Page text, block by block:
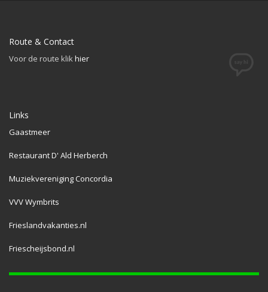
Route & Contact
Voor de route klikhier
Links
Gaastmeer
Restaurant D' Ald Herberch
Muziekvereniging Concordia
VVV Wymbrits
Frieslandvakanties.nl
Friescheijsbond.nl